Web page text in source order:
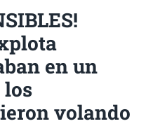
en un
volando